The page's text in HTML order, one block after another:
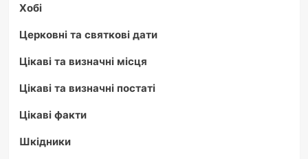
Хобі
Церковні та святкові дати
Цікаві та визначні місця
Цікаві та визначні постаті
Цікаві факти
Шкідники